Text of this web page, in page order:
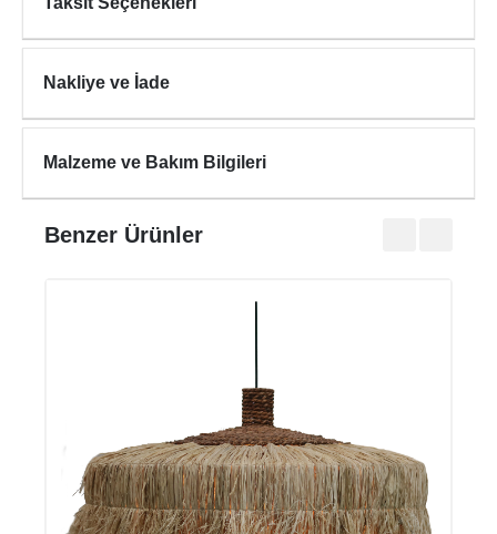
Nakliye ve İade
Malzeme ve Bakım Bilgileri
Benzer Ürünler